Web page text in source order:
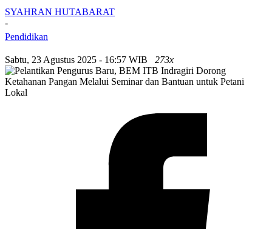
SYAHRAN HUTABARAT
-
Pendidikan
Sabtu, 23 Agustus 2025 - 16:57 WIB 273x